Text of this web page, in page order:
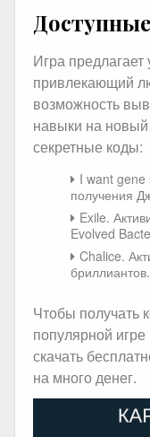
Игра
привлекающий
возможность
навыки на
секретные коды:
I want gene
получения
Exile.
Evolved
Chalice.
бриллиантов.
Чтобы получать
популярной
скачать
на много денег.